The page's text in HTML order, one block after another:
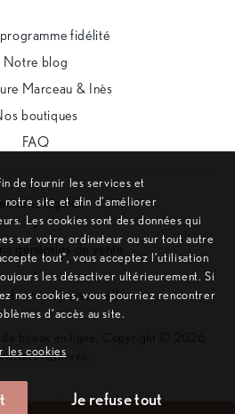
fidélité
Notre blog
Marceau & Inès
boutiques
FAQ
légales
•
générales de vente
•
données personnelles
droits réservés.
en haut de page
de fournir les services et
site et afin d’améliorer
Les cookies sont des données qui
sur votre ordinateur ou sur tout autre
tout”, vous acceptez l’utilisation
les désactiver ultérieurement. Si
nos cookies, vous pourriez rencontrer
d’accès au site.
les cookies
Je refuse tout